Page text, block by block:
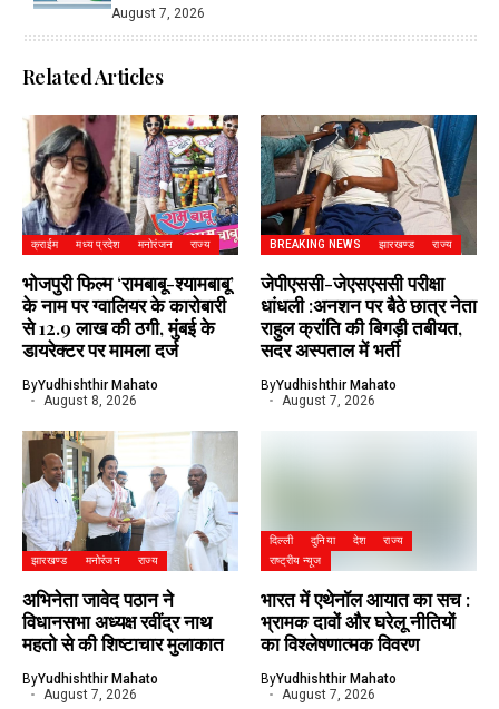
August 7, 2026
Related Articles
क्राईम मध्य प्रदेश मनोरंजन राज्य
भोजपुरी फिल्म ‘रामबाबू-श्यामबाबू’
के नाम पर ग्वालियर के कारोबारी
से 12.9 लाख की ठगी, मुंबई के
डायरेक्टर पर मामला दर्ज
ByYudhishthir Mahato
August 8, 2026
BREAKING NEWS झारखण्ड राज्य
जेपीएससी-जेएसएससी परीक्षा
धांधली :अनशन पर बैठे छात्र नेता
राहुल क्रांति की बिगड़ी तबीयत,
सदर अस्पताल में भर्ती
ByYudhishthir Mahato
August 7, 2026
झारखण्ड मनोरंजन राज्य
अभिनेता जावेद पठान ने
विधानसभा अध्यक्ष रवींद्र नाथ
महतो से की शिष्टाचार मुलाकात
ByYudhishthir Mahato
August 7, 2026
दिल्ली दुनिया देश
राज्य
राष्ट्रीय न्यूज
भारत में एथेनॉल आयात का सच :
भ्रामक दावों और घरेलू नीतियों
का विश्लेषणात्मक विवरण
ByYudhishthir Mahato
August 7, 2026